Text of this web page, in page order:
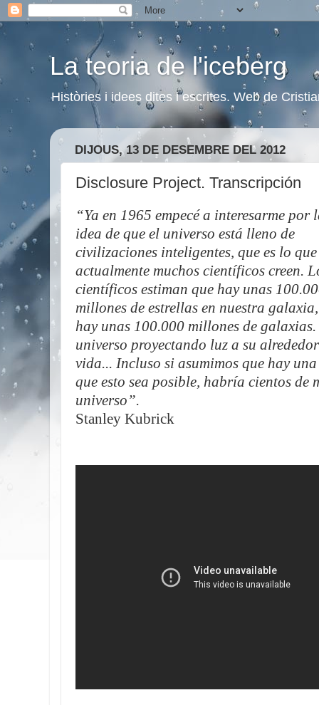
La teoria de l'iceberg
Històries i idees dites i escrites. Web de
DIJOUS, 13 DE DESEMBRE DEL 2012
Disclosure Project. Transcripción
“Ya en 1965 empecé a interesarme por
idea de que el universo está lleno de
civilizaciones inteligentes, que es lo que
actualmente muchos científicos creen.
científicos estiman que hay unas
millones de estrellas en nuestra
hay unas 100.000 millones de
universo proyectando luz a su
vida... Incluso si asumimos que hay
que esto sea posible, habría cientos de
universo”.
Stanley Kubrick